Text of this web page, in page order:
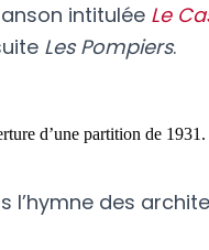
intitulée Le
Les Pompiers.
d’une partition de 1931.
des